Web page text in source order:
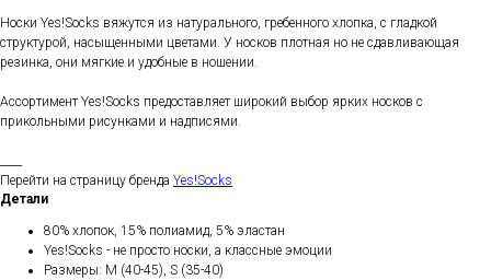
Носки Yes!Socks вяжутся из натурального, гребенного хлопка, с гладкой
структурой, насыщенными цветами. У носков плотная но не сдавливающая
резинка, они мягкие и удобные в ношении.
Ассортимент Yes!Socks предоставляет широкий выбор ярких носков с
прикольными рисунками и надписями.
Перейти на страницу бренда Yes!Socks
Детали
80% хлопок, 15% полиамид, 5% эластан
Yes!Socks - не просто носки, а классные эмоции
Размеры: M (40-45), S (35-40)